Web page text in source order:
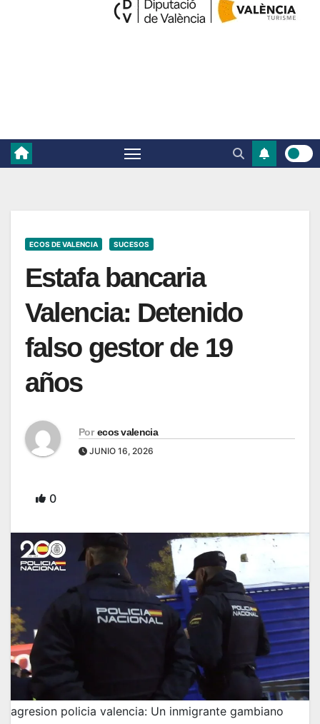
ECOS DE VALENCIA SUCESOS
Estafa bancaria
Valencia: Detenido
falso gestor de 19
años
Por ecos valencia
JUNIO 16, 2026
0
agresion policia valencia: Un inmigrante gambiano